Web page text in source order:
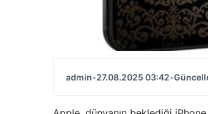
admin•27.08.2025 03:42•